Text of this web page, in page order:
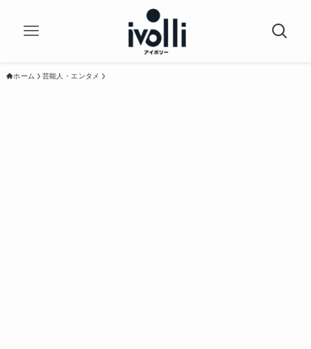
ホーム 芸能人・エンタメ